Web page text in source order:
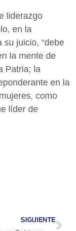
liderazgo
en la
su juicio, “debe
la mente de
Patria; la
en la
como
líder de
SIGUIENTE